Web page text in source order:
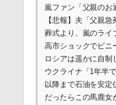
嵐ファン「父親の
【悲報】夫「父親
葬式より、嵐のライ
高市ショックでビニ
ロシアは遥かに自制
ウクライナ「1年半
以降まで石油を安
だったらこの馬鹿女